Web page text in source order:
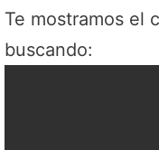
Te mostramos el
buscando: